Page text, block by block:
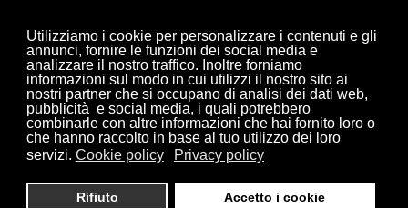
Utilizziamo i cookie per personalizzare i contenuti e gli
annunci, fornire le funzioni dei social media e
analizzare il nostro traffico. Inoltre forniamo
informazioni sul modo in cui utilizzi il nostro sito ai
nostri partner che si occupano di analisi dei dati web,
pubblicità e social media, i quali potrebbero
combinarle con altre informazioni che hai fornito loro o
che hanno raccolto in base al tuo utilizzo dei loro
servizi. Cookie policy Privacy policy
Rifiuto Accetto i cookie
Vuoi discutere con noi del
tuo progetto?
CONTATTACI ORA